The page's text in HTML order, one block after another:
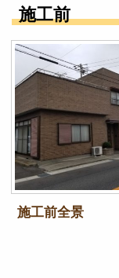
施工前
施工前全景